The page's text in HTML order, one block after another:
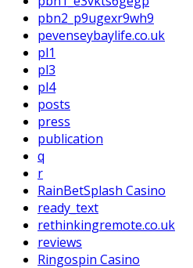
pbn2_p9ugexr9wh9
pevenseybaylife.co.uk
pl1
pl3
pl4
posts
press
publication
q
r
RainBetSplash Casino
ready_text
rethinkingremote.co.uk
reviews
Ringospin Casino